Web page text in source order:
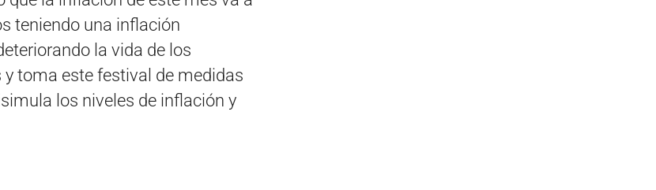
teniendo una inflación
la vida de los
toma este festival de medidas
los niveles de inflación y